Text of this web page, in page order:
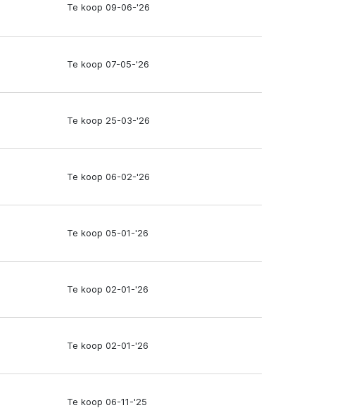
Te koop 09-06-'26
Te koop 07-05-'26
Te koop 25-03-'26
Te koop 06-02-'26
Te koop 05-01-'26
Te koop 02-01-'26
Te koop 02-01-'26
Te koop 06-11-'25